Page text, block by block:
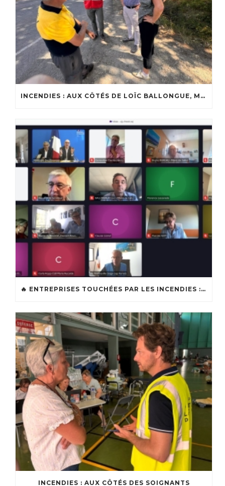
INCENDIES : AUX CÔTÉS DE LOÏC BALLONGUE, MAIRE DE LANTON
🔥 ENTREPRISES TOUCHÉES PAR LES INCENDIES : LES DISPOSITIFS D’ACCOMPAGNEMENT MIS EN PLACE AFIN DE SOUTENIR LES ENTREPRISES ET LES TRAVAILLEURS INDÉPENDANTS IMPACTÉS SUR LE BASSIN D’ARCACHON
INCENDIES : AUX CÔTÉS DES SOIGNANTS